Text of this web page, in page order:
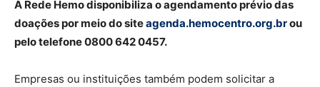
A Rede Hemo disponibiliza o agendamento prévio das
doações por meio do siteagenda.hemocentro.org.brou
pelo telefone 0800 642 0457.
Empresas ou instituições também podem solicitar a